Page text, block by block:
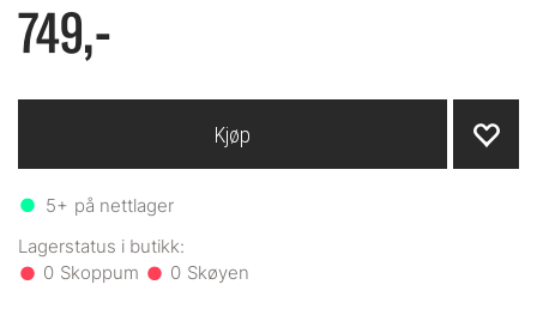
749,-
5+ på nettlager
0 0
Kjøp